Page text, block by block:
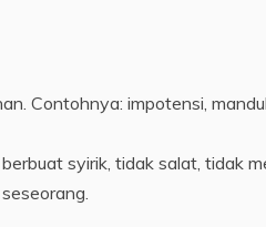
Contohnya: impotensi,
syirik, tidak salat, tidak